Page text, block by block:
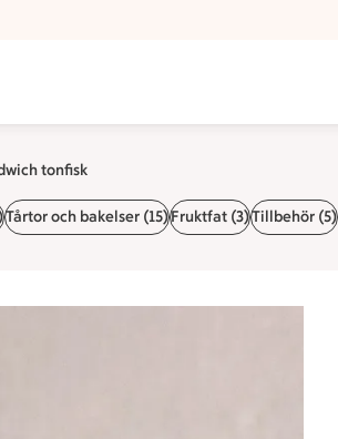
tonfisk
Tårtor och bakelser (15)Fruktfat (3)Tillbehör (5)